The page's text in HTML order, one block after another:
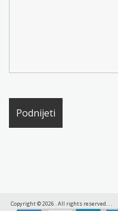
Copyright © 2026 . All rights reserved...